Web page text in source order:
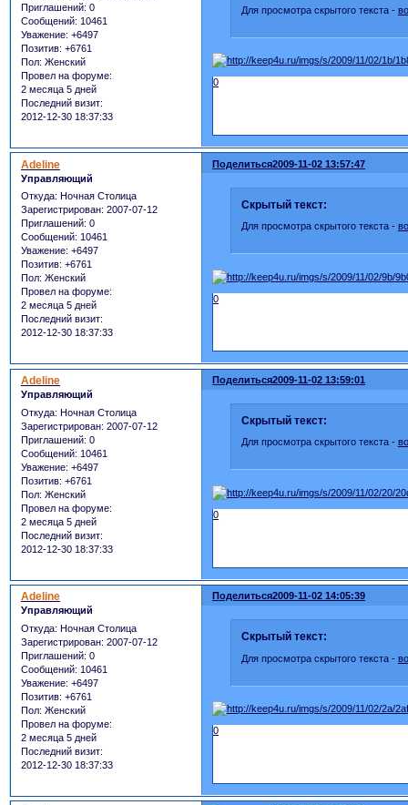
Приглашений: 0
Сообщений: 10461
Уважение: +6497
Позитив: +6761
Пол: Женский
Провел на форуме:
2 месяца 5 дней
Последний визит:
2012-12-30 18:37:33
Для просмотра скрытого текста -
0
Поделиться2009-11-02 13:57:47
Adeline
Управляющий
Откуда: Ночная Столица
Зарегистрирован: 2007-07-12
Приглашений: 0
Сообщений: 10461
Уважение: +6497
Позитив: +6761
Пол: Женский
Провел на форуме:
2 месяца 5 дней
Последний визит:
2012-12-30 18:37:33
Скрытый текст:
Для просмотра скрытого текста -
0
Поделиться2009-11-02 13:59:01
Adeline
Управляющий
Откуда: Ночная Столица
Зарегистрирован: 2007-07-12
Приглашений: 0
Сообщений: 10461
Уважение: +6497
Позитив: +6761
Пол: Женский
Провел на форуме:
2 месяца 5 дней
Последний визит:
2012-12-30 18:37:33
Скрытый текст:
Для просмотра скрытого текста -
0
Поделиться2009-11-02 14:05:39
Adeline
Управляющий
Откуда: Ночная Столица
Зарегистрирован: 2007-07-12
Приглашений: 0
Сообщений: 10461
Уважение: +6497
Позитив: +6761
Пол: Женский
Провел на форуме:
2 месяца 5 дней
Последний визит:
2012-12-30 18:37:33
Скрытый текст:
Для просмотра скрытого текста -
0